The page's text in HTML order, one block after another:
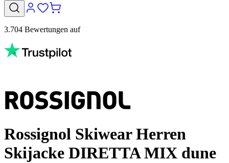
3.704 Bewertungen auf
Rossignol Skiwear Herren
Skijacke DIRETTA MIX dune